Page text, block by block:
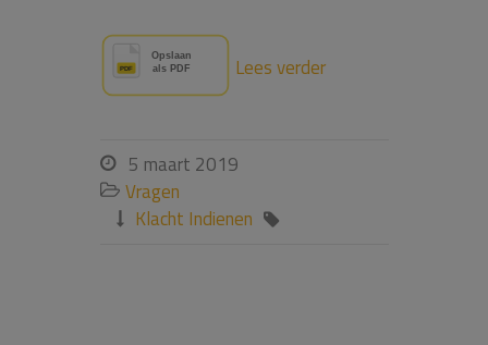
Lees verder
 5 maart 2019
 Vragen
 Klacht Indienen 